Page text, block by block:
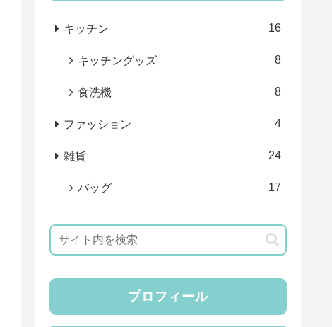
キッチン 16
キッチングッズ 8
食洗機 8
ファッション 4
雑貨 24
バッグ 17
プロフィール